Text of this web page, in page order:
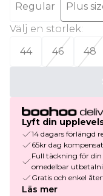
Regular
Plus
Välj en storlek:
44
46 48
Lyft din
14 dagars förlängd
65kr dag
Full täckning för din
omedelbar
Gratis och enkel
Läs mer